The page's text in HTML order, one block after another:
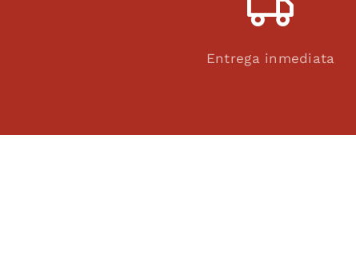
Entrega inmediata